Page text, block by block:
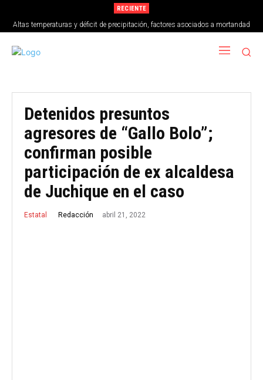
RECIENTE
Altas temperaturas y déficit de precipitación, factores asociados a mortandad
de peces en Vega de Alatorre
Detenidos presuntos
agresores de “Gallo Bolo”;
confirman posible
participación de ex alcaldesa
de Juchique en el caso
Estatal Redacción abril 21, 2022